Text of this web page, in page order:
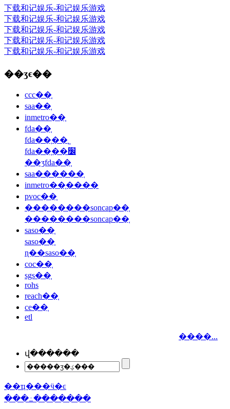
下载和记娱乐-和记娱乐游戏
下载和记娱乐-和记娱乐游戏
下载和记娱乐-和记娱乐游戏
下载和记娱乐-和记娱乐游戏
下载和记娱乐-和记娱乐游戏
��ʒϵ��
ccc��֤
saa��֤
inmetro��֤
fda��֤
fda��֤��˾
fda��֤��׼
��ʒfda��֤
saa������֤
inmetro��֤����
pvoc��֤
��������soncap��֤
��������soncap��֤
saso��֤
saso��֤
ɳ��saso��֤
coc��֤
sgs��֤
rohs
reach��֤
ce��֤
etl
����...
վ������
��ҵ���ӵ�ͼ
���߸�������